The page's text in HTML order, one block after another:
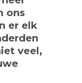
ons
er elk
veel,